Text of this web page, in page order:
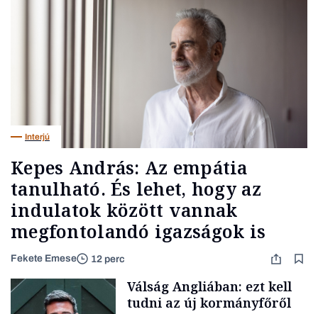
Interjú
Kepes András: Az empátia
tanulható. És lehet, hogy az
indulatok között vannak
megfontolandó igazságok is
Fekete Emese 12 perc
Válság Angliában: ezt kell
tudni az új kormányfőről